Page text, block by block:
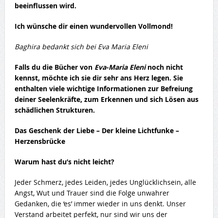
beeinflussen wird.
Ich wünsche dir einen wundervollen Vollmond!
Baghira bedankt sich bei Eva Maria Eleni
Falls du die Bücher von Eva-Maria Eleninoch nicht
kennst, möchte ich sie dir sehr ans Herz legen. Sie
enthalten viele wichtige Informationen zur Befreiung
deiner Seelenkräfte, zum Erkennen und sich Lösen aus
schädlichen Strukturen.
Das Geschenk der Liebe – Der kleine Lichtfunke –
Herzensbrücke
Warum hast du’s nicht leicht?
Jeder Schmerz, jedes Leiden, jedes Unglücklichsein, alle
Angst, Wut und Trauer sind die Folge unwahrer
Gedanken, die ‘es’ immer wieder in uns denkt. Unser
Verstand arbeitet perfekt, nur sind wir uns der